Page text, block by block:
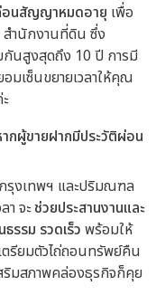
อนสัญญาหมดอายุ เพื่อ
ำนักงานที่ดิน ซึ่ง
นสูงสุดถึง 10 ปี การมี
มเซ็นขยายเวลาให้คุณ
กผู้ขายฝากมีประวัติผ่อน
รุงเทพฯ และปริมณฑล
า จะช่วยประสานงานและ
รรม รวดเร็ว พร้อมให้
ตรียมตัวไถ่ถอนทรัพย์คืน
ริมสภาพคล่องธุรกิจก็คุย